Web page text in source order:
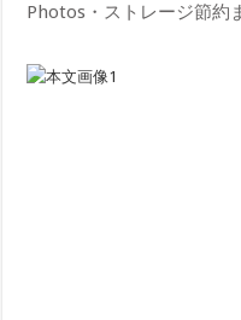
Photos・ストレージ節約